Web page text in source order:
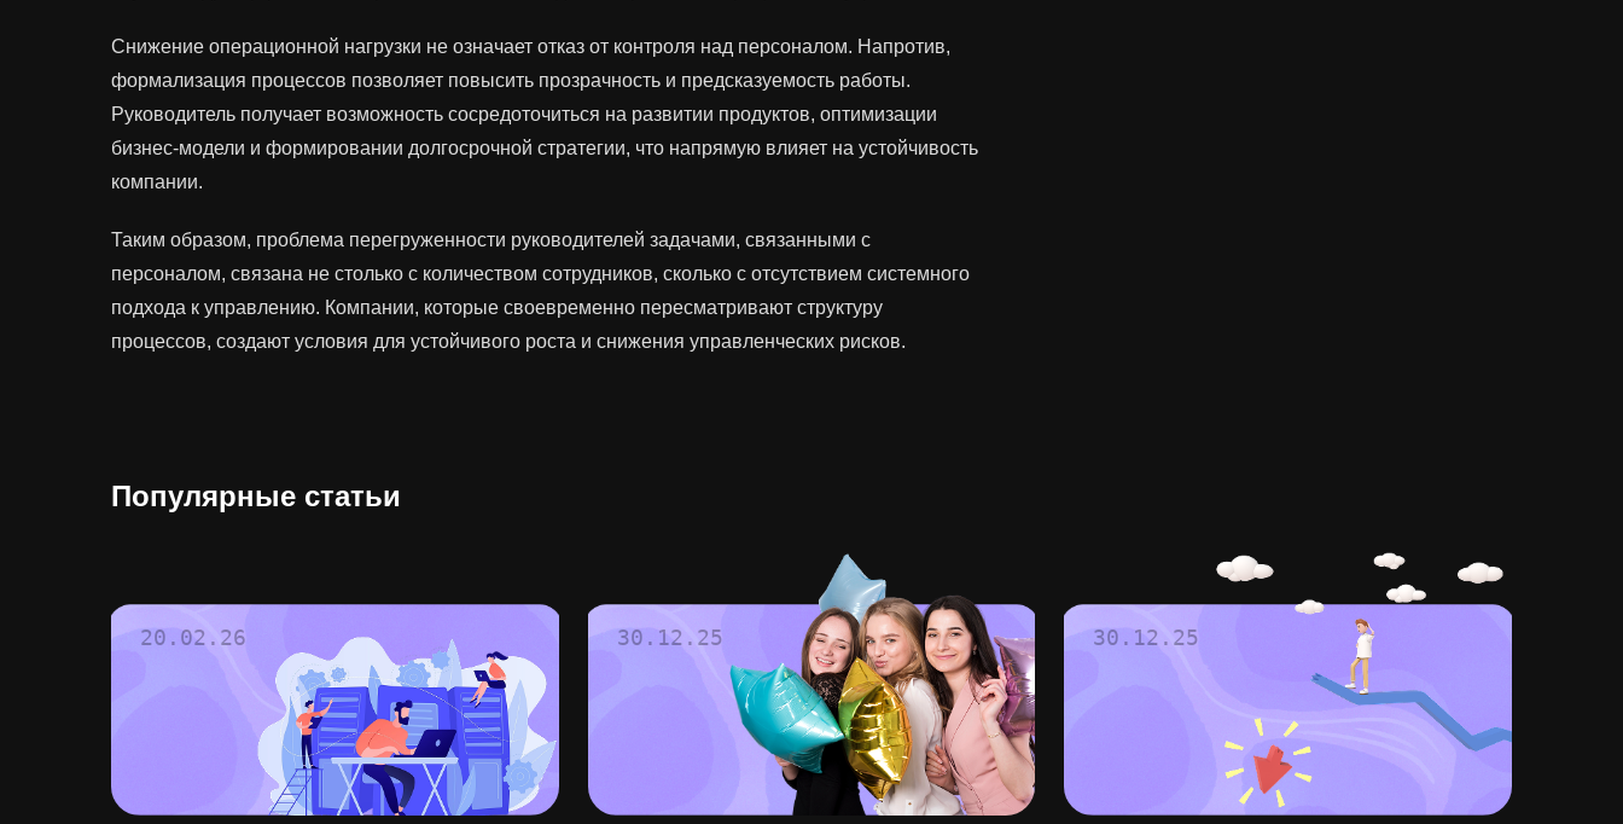
Снижение операционной нагрузки не означает отказ от контроля над персоналом. Напротив,
формализация процессов позволяет повысить прозрачность и предсказуемость работы.
Руководитель получает возможность сосредоточиться на развитии продуктов, оптимизации
бизнес-модели и формировании долгосрочной стратегии, что напрямую влияет на устойчивость
компании.
Таким образом, проблема перегруженности руководителей задачами, связанными с
персоналом, связана не столько с количеством сотрудников, сколько с отсутствием системного
подхода к управлению. Компании, которые своевременно пересматривают структуру
процессов, создают условия для устойчивого роста и снижения управленческих рисков.
Популярные статьи
20.02.26 30.12.25 30.12.25